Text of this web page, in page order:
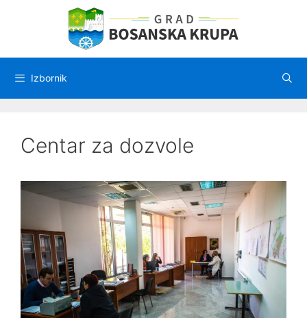
Izbornik
Centar za dozvole